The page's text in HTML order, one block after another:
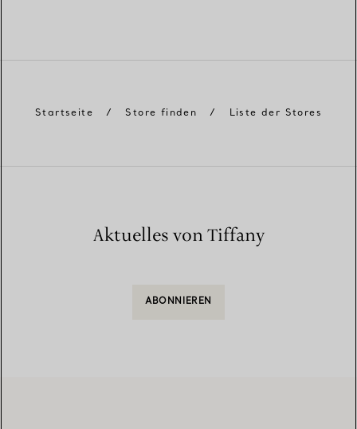
Startseite / Store finden / Liste der Stores
Aktuelles von Tiffany
ABONNIEREN